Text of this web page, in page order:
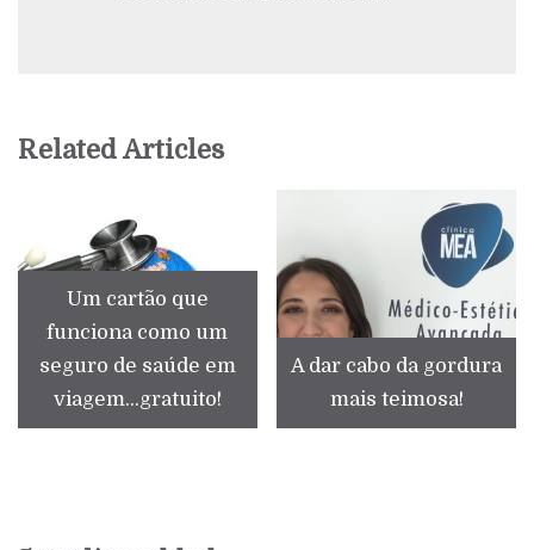
Related Articles
Um cartão que
funciona como um
seguro de saúde em
viagem...gratuito!
A dar cabo da gordura
mais teimosa!